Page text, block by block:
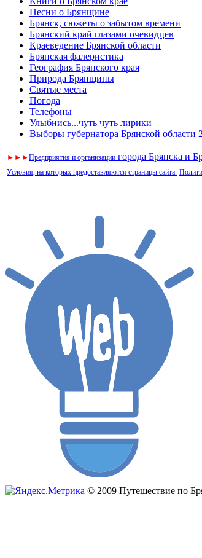
Песни о Брянщине
Брянск, сюжеты о забытом времени
Брянский край глазами очевидцев
Краеведение Брянской области
Брянская фалеристика
География Брянского края
Природа Брянщины
Святые места
Погода
Телефоны
Улыбнись...чуть чуть лирики
Выборы губернатора Брянской области
► ► ►Предприятия и организации города Брянска и
Условия, на которых предоставляются страницы сайта.
© 2009 Путешествие по